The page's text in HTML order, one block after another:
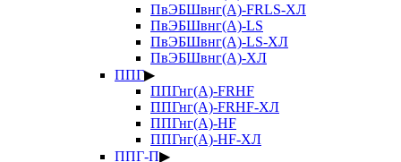
ПвЭБШвнг(А)-FRLS-ХЛ
ПвЭБШвнг(А)-LS
ПвЭБШвнг(А)-LS-ХЛ
ПвЭБШвнг(А)-ХЛ
ППГ▶
ППГнг(А)-FRHF
ППГнг(А)-FRHF-ХЛ
ППГнг(А)-HF
ППГнг(А)-HF-ХЛ
ППГ-П▶